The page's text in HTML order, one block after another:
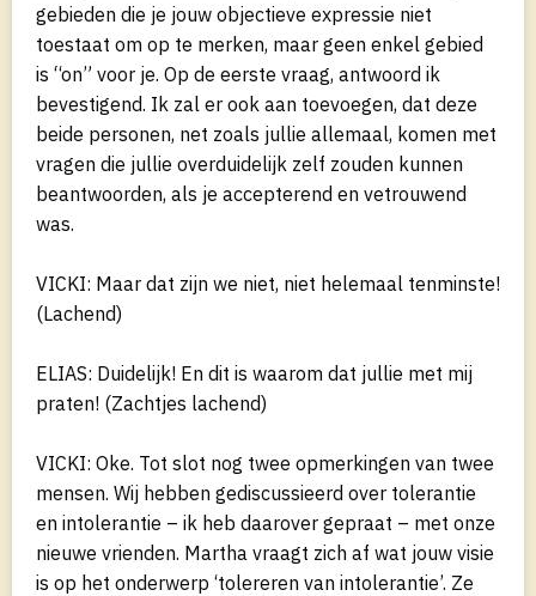
gebieden die je jouw objectieve expressie niet
toestaat om op te merken, maar geen enkel gebied
is “on” voor je. Op de eerste vraag, antwoord ik
bevestigend. Ik zal er ook aan toevoegen, dat deze
beide personen, net zoals jullie allemaal, komen met
vragen die jullie overduidelijk zelf zouden kunnen
beantwoorden, als je accepterend en vetrouwend
was.
VICKI: Maar dat zijn we niet, niet helemaal tenminste!
(Lachend)
ELIAS: Duidelijk! En dit is waarom dat jullie met mij
praten! (Zachtjes lachend)
VICKI: Oke. Tot slot nog twee opmerkingen van twee
mensen. Wij hebben gediscussieerd over tolerantie
en intolerantie – ik heb daarover gepraat – met onze
nieuwe vrienden. Martha vraagt zich af wat jouw visie
is op het onderwerp ‘tolereren van intolerantie’. Ze